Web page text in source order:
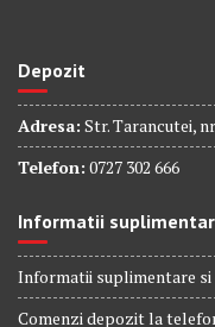
Depozit
Adresa: Str. Tarancutei,
Telefon: 0727 302 666
Informatii
Informatii suplimentare si
Comenzi depozit la